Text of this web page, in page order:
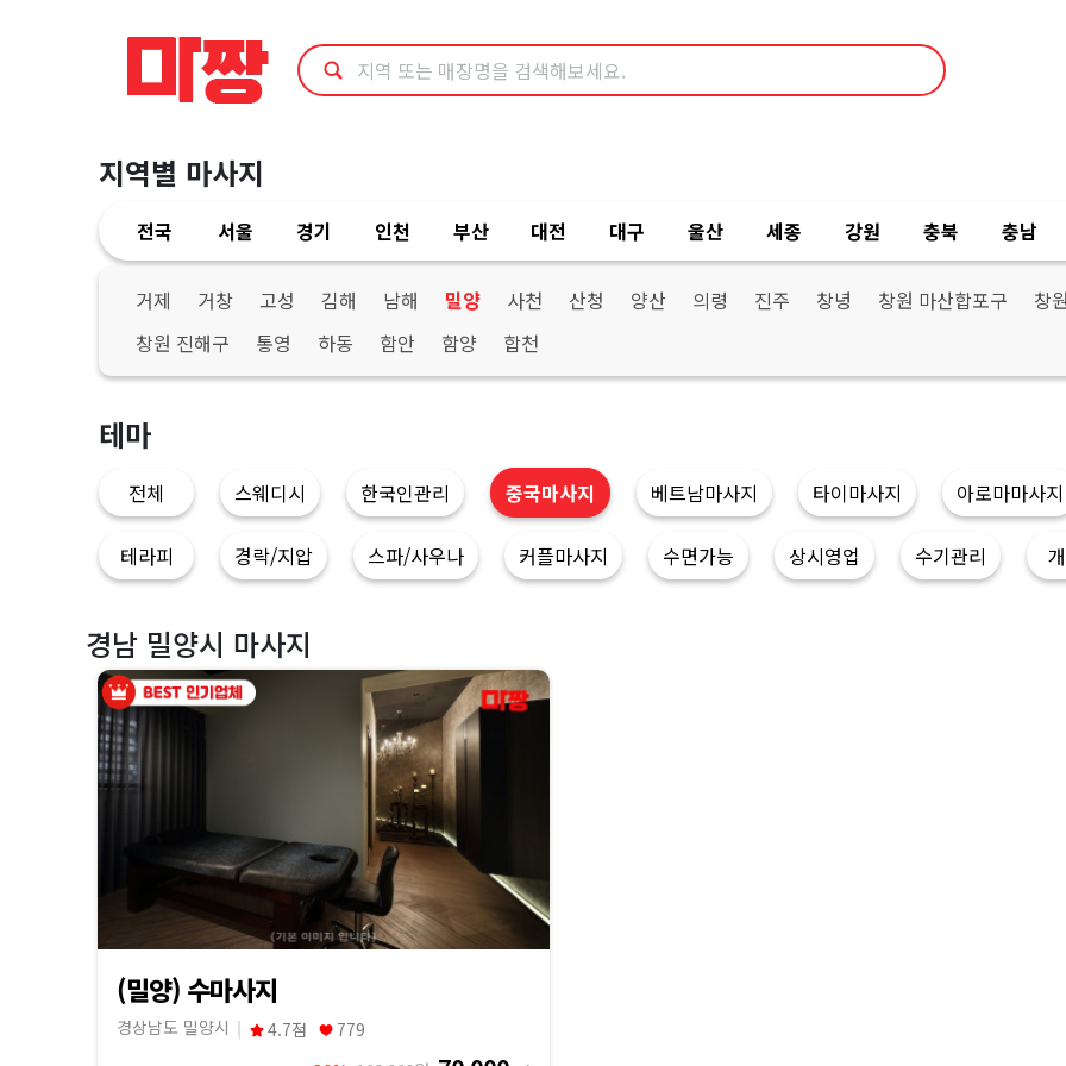
지역별 마사지
전국 서울 경기 인천 부산 대전 대구 울산 세종 강원 충북 충남
거제 거창 고성 김해 남해 밀양 사천 산청 양산 의령 진주 창녕 창원 마산합포구
창
창원 진해구
통영 하동 함안 함양 합천
테마
전체 스웨디시 한국인관리 중국마사지 베트남마사지 타이마사지 아로마마사지
테라피 경락/지압 스파/사우나 커플마사지 수면가능 상시영업 수기관리
경남 밀양시 마사지
(밀양) 수마사지
경상남도 밀양시 4.7점
779